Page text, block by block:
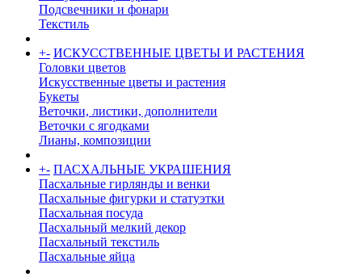
Подсвечники и фонари
Текстиль
+- ИСКУССТВЕННЫЕ ЦВЕТЫ И РАСТЕНИЯ
Головки цветов
Искусственные цветы и растения
Букеты
Веточки, листики, дополнители
Веточки с ягодками
Лианы, композиции
+- ПАСХАЛЬНЫЕ УКРАШЕНИЯ
Пасхальные гирлянды и венки
Пасхальные фигурки и статуэтки
Пасхальная посуда
Пасхальный мелкий декор
Пасхальный текстиль
Пасхальные яйца